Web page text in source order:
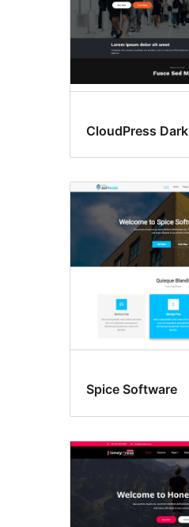
CloudPress Dark
Spice Software